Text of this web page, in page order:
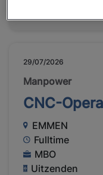
29/07/2026
Manpower
CNC-
EMMEN
Fulltime
MBO
Uitzenden